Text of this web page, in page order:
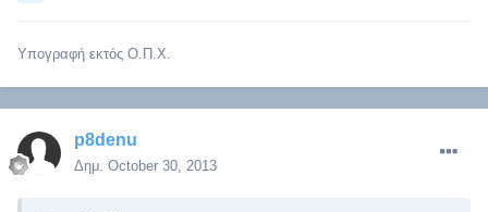
Υπογραφή εκτός Ο.Π.Χ.
p8denu
Δημ. October 30, 2013